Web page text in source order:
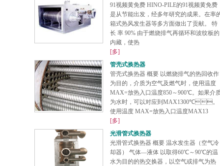
91视频黄免费 HINO-PILE的91视频黄免费
是从节能出发，经多年研究的成果。在率
箱式热风发生器等多方面做出了贡献。 特
长 率 90% 由于燃烧排气再循环和波纹板的
内藏，使热
[多]
管壳式换热器
管壳式换热器 概要 以燃烧排气的热回收作
为目的，介质为空气及燃气时，使用温度
MAX=放热入口温度850～900℃。如果介
为水时，可以对应到MAX1300℃。
使用温度 MAX=放热入口温度MAX13
[多]
光滑管式换热器
光滑管式换热器 概要 温水发生器（空气冷
却器） 气体―液体 以取得60℃～90℃的温
水为目的的热交换器，以空气或排气为热